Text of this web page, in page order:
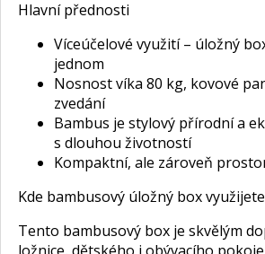
Hlavní přednosti
Víceúčelové využití – úložný
jednom
Nosnost víka 80 kg, kovové
zvedání
Bambus je stylový přírodní a
s dlouhou životností
Kompaktní, ale zároveň
Kde bambusový úložný box
Tento bambusový box je skvělým